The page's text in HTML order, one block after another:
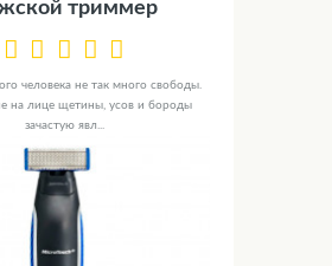
триммер
человека не так много свободы.
на лице щетины, усов и бороды
зачастую явл...